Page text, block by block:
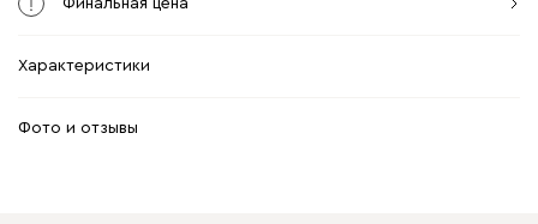
300 х 200 см
Характеристики
Фото и отзывы